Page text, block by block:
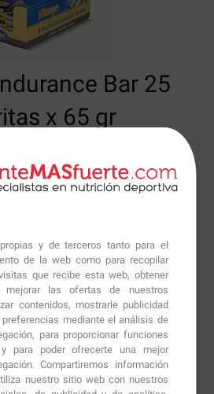
y de terceros tanto para el
de la web como para recopilar
que recibe esta web, obtener
mejorar las ofertas de nuestros
contenidos, mostrarle publicidad
mediante el análisis de
para proporcionar funciones
para poder ofrecerte una mejor
Compartiremos información
nuestro sitio web con nuestros
Bar 25
x 65 gr